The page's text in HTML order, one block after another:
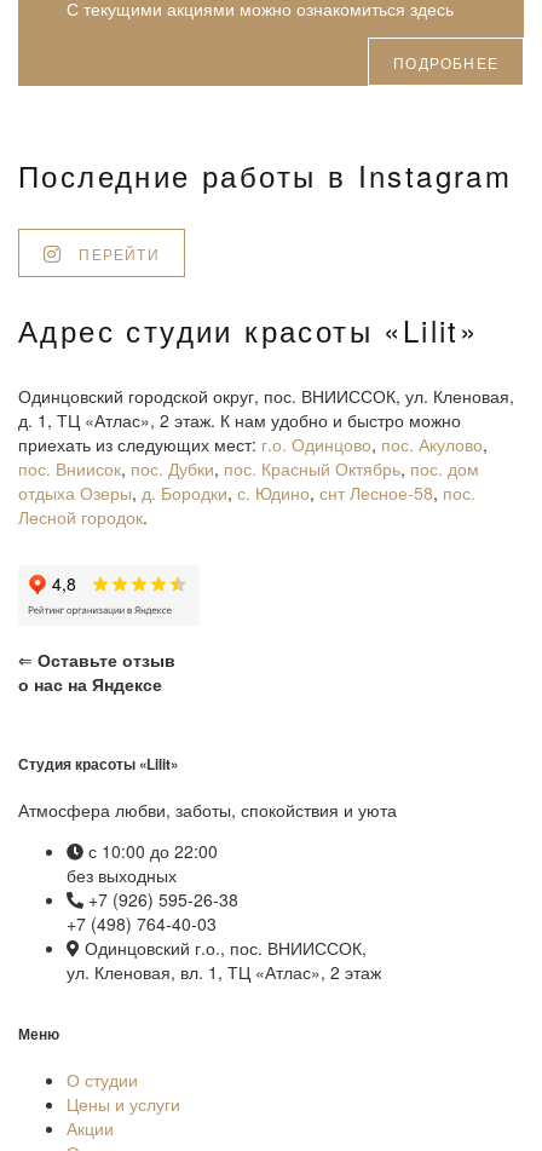
С текущими акциями можно ознакомиться здесь
ПОДРОБНЕЕ
Последние работы в Instagram
ПЕРЕЙТИ
Адрес студии красоты «Lilit»
Одинцовский городской округ, пос. ВНИИССОК, ул. Кленовая,
д. 1, ТЦ «Атлас», 2 этаж. К нам удобно и быстро можно
приехать из следующих мест: г.о. Одинцово, пос. Акулово,
пос. Вниисок, пос. Дубки, пос. Красный Октябрь, пос. дом
отдыха Озеры, д. Бородки, с. Юдино, снт Лесное-58, пос.
Лесной городок.
⇐ Оставьте отзыв
о нас на Яндексе
Студия красоты «Lilit»
Атмосфера любви, заботы, спокойствия и уюта
с 10:00 до 22:00
без выходных
+7 (926) 595-26-38
+7 (498) 764-40-03
Одинцовский г.о., пос. ВНИИССОК,
ул. Кленовая, вл. 1, ТЦ «Атлас», 2 этаж
Меню
О студии
Цены и услуги
Акции